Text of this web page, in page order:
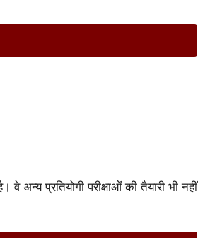
अन्य प्रतियोगी परीक्षाओं की तैयारी भी नहीं